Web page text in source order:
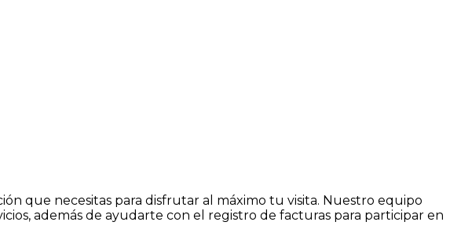
que necesitas para disfrutar al máximo tu visita. Nuestro equipo
además de ayudarte con el registro de facturas para participar en